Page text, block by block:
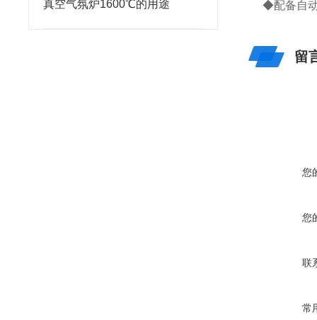
真空气氛炉1600℃的用途
◆配备自
留
您
您
联
常